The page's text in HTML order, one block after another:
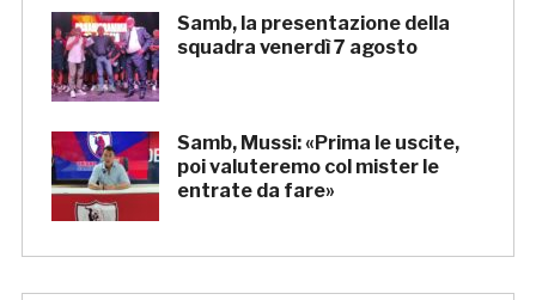
Samb, la presentazione della
squadra venerdì 7 agosto
Samb, Mussi: «Prima le uscite,
poi valuteremo col mister le
entrate da fare»